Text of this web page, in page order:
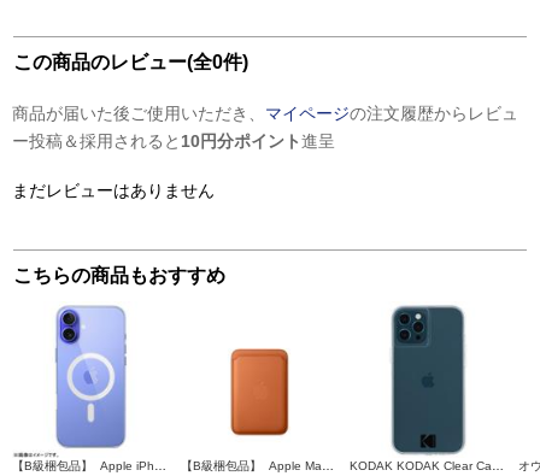
この商品のレビュー(全0件)
商品が届いた後ご使用いただき、 マイページの注文履歴からレビュ
ー投稿＆採用されると 10円分ポイント進呈
まだレビューはありません
こちらの商品もおすすめ